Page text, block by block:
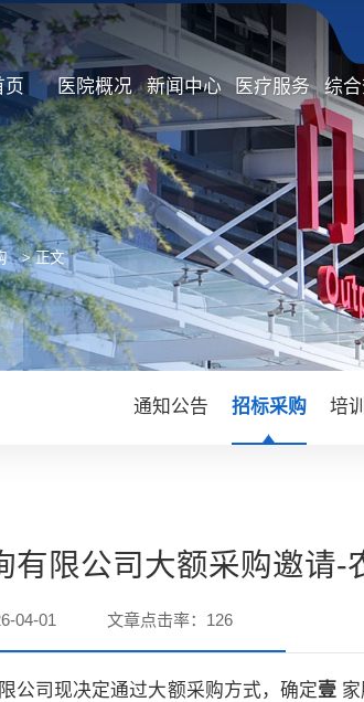
页 医院概况 新闻中心 医疗服务 综
> 正文
通知公告 招标采购 培
限公司大额采购邀请-
04-01 文章点击率： 126
公司现决定通过大额采购方式，确定壹